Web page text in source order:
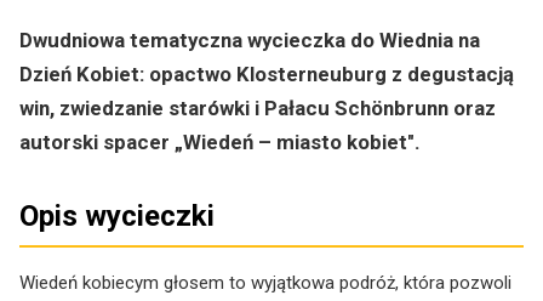
Dwudniowa tematyczna wycieczka do Wiednia na
Dzień Kobiet: opactwo Klosterneuburg z degustacją
win, zwiedzanie starówki i Pałacu Schönbrunn oraz
autorski spacer „Wiedeń – miasto kobiet".
Opis wycieczki
Wiedeń kobiecym głosem to wyjątkowa podróż, która pozwoli